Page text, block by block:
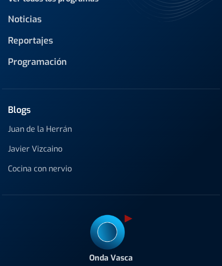
Noticias
Reportajes
Programación
Blogs
Juan de la Herrán
Javier Vizcaino
Cocina con nervio
Onda Vasca